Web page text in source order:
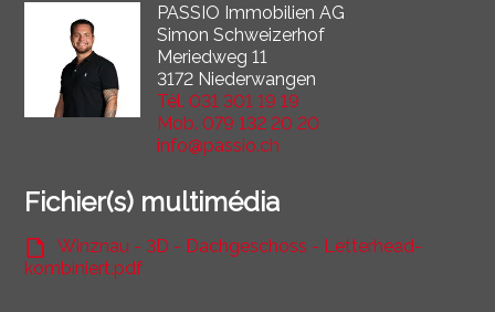
PASSIO Immobilien AG
Simon Schweizerhof
Meriedweg 11
3172 Niederwangen
Tél. 031 301 19 19
Mob. 079 132 20 20
info@passio.ch
Fichier(s) multimédia
Winznau - 3D - Dachgeschoss - Letterhead-
kombiniert.pdf